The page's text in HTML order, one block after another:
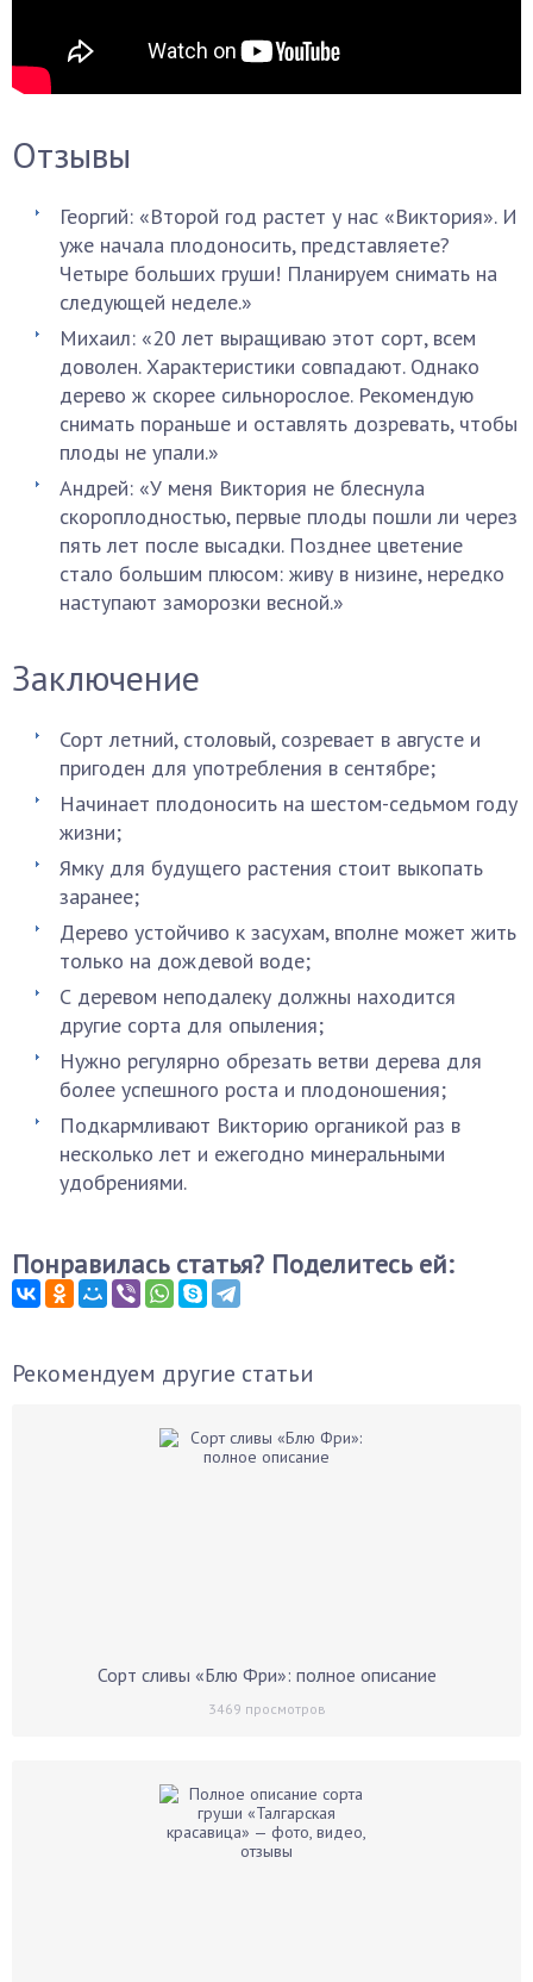
Отзывы
Георгий: «Второй год растет у нас «Виктория». И
уже начала плодоносить, представляете?
Четыре больших груши! Планируем снимать на
следующей неделе.»
Михаил: «20 лет выращиваю этот сорт, всем
доволен. Характеристики совпадают. Однако
дерево ж скорее сильнорослое. Рекомендую
снимать пораньше и оставлять дозревать, чтобы
плоды не упали.»
Андрей: «У меня Виктория не блеснула
скороплодностью, первые плоды пошли ли через
пять лет после высадки. Позднее цветение
стало большим плюсом: живу в низине, нередко
наступают заморозки весной.»
Заключение
Сорт летний, столовый, созревает в августе и
пригоден для употребления в сентябре;
Начинает плодоносить на шестом-седьмом году
жизни;
Ямку для будущего растения стоит выкопать
заранее;
Дерево устойчиво к засухам, вполне может жить
только на дождевой воде;
С деревом неподалеку должны находится
другие сорта для опыления;
Нужно регулярно обрезать ветви дерева для
более успешного роста и плодоношения;
Подкармливают Викторию органикой раз в
несколько лет и ежегодно минеральными
удобрениями.
Понравилась статья? Поделитесь ей:
Рекомендуем другие статьи
Сорт сливы «Блю Фри»: полное описание
3469 просмотров